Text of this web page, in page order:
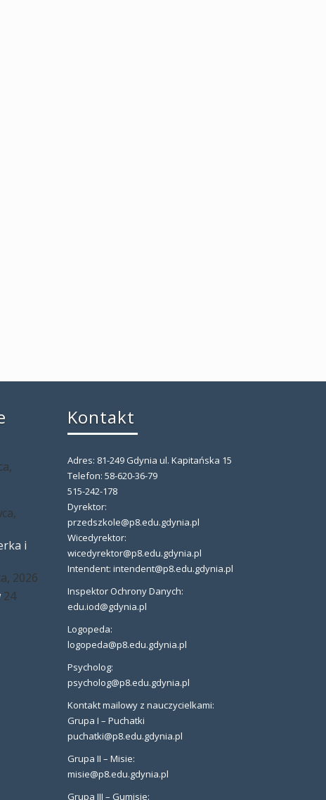
i
2026
24
Kontakt
Adres: 81-249 Gdynia ul. Kapitańska 15
Telefon: 58-620-36-79
515-242-178
Dyrektor:
przedszkole@p8.edu.gdynia.pl
Wicedyrektor:
wicedyrektor@p8.edu.gdynia.pl
Intendent: intendent@p8.edu.gdynia.pl
Inspektor Ochrony Danych:
edu.iod@gdynia.pl
Logopeda:
logopeda@p8.edu.gdynia.pl
Psycholog:
psycholog@p8.edu.gdynia.pl
Kontakt mailowy z nauczycielkami:
Grupa I – Puchatki
puchatki@p8.edu.gdynia.pl
Grupa II – Misie:
misie@p8.edu.gdynia.pl
Grupa III – Gumisie: